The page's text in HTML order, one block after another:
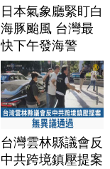
日本氣象廳緊盯白
海豚颱風 台灣最
快下午發海警
台灣雲林縣議會反
中共跨境鎮壓提案